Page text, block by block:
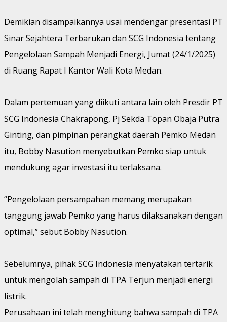
Demikian disampaikannya usai mendengar presentasi PT
Sinar Sejahtera Terbarukan dan SCG Indonesia tentang
Pengelolaan Sampah Menjadi Energi, Jumat (24/1/2025)
di Ruang Rapat I Kantor Wali Kota Medan.
Dalam pertemuan yang diikuti antara lain oleh Presdir PT
SCG Indonesia Chakrapong, Pj Sekda Topan Obaja Putra
Ginting, dan pimpinan perangkat daerah Pemko Medan
itu, Bobby Nasution menyebutkan Pemko siap untuk
mendukung agar investasi itu terlaksana.
“Pengelolaan persampahan memang merupakan
tanggung jawab Pemko yang harus dilaksanakan dengan
optimal,” sebut Bobby Nasution.
Sebelumnya, pihak SCG Indonesia menyatakan tertarik
untuk mengolah sampah di TPA Terjun menjadi energi
listrik.
Perusahaan ini telah menghitung bahwa sampah di TPA